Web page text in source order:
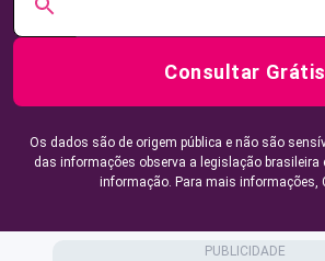
Consultar Grátis
Os dados são de origem pública e não são
das informações observa a legislação brasileira
informação. Para mais informações,